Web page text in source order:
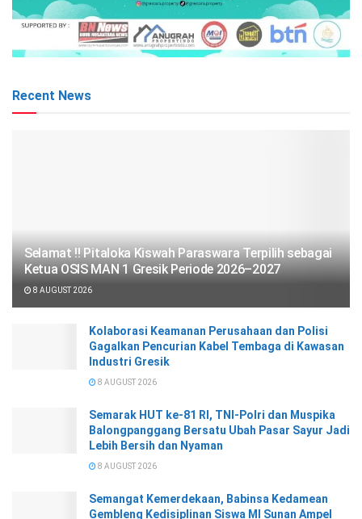
Recent News
Selamat !! Pitaloka Kiswah Paraswara Terpilih sebagai
Ketua OSIS MAN 1 Gresik Periode 2026–2027
8 AUGUST 2026
Kolaborasi Keamanan Perusahaan dan Polisi
Gagalkan Pencurian Kabel Tembaga di Kawasan
Industri Gresik
8 AUGUST 2026
Semarak HUT ke-81 RI, TNI-Polri dan Muspika
Balongpanggang Bersatu Ubah Pasar Sayur Jadi
Lebih Bersih dan Nyaman
8 AUGUST 2026
Semangat Kemerdekaan, Babinsa Kedamean
Gembleng Kedisiplinan Siswa MI Sunan Ampel